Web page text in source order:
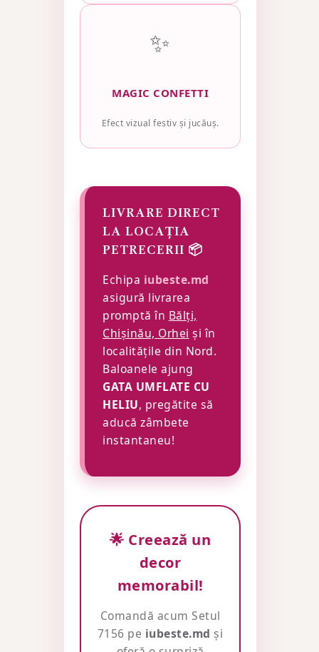
✨
MAGIC CONFETTI
Efect vizual festiv și jucăuș.
LIVRARE DIRECT
LA LOCAȚIA
PETRECERII 📦
Echipa iubeste.md
asigură livrarea
promptă în Bălți,
Chișinău, Orhei și în
localitățile din Nord.
Baloanele ajung
GATA UMFLATE CU
HELIU, pregătite să
aducă zâmbete
instantaneu!
🌟 Creează un
decor
memorabil!
Comandă acum Setul
7156 pe iubeste.md și